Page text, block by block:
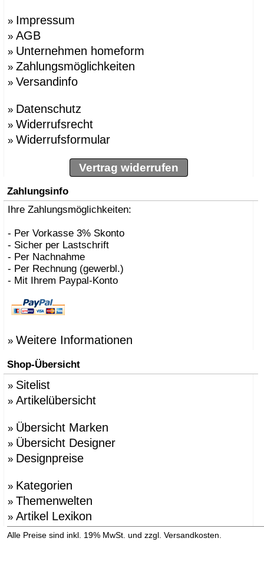
» Impressum
» AGB
» Unternehmen homeform
» Zahlungsmöglichkeiten
» Versandinfo
» Datenschutz
» Widerrufsrecht
» Widerrufsformular
Vertrag widerrufen
Zahlungsinfo
Ihre Zahlungsmöglichkeiten:
- Per Vorkasse 3% Skonto
- Sicher per Lastschrift
- Per Nachnahme
- Per Rechnung (gewerbl.)
- Mit Ihrem Paypal-Konto
» Weitere Informationen
Shop-Übersicht
» Sitelist
» Artikelübersicht
» Übersicht Marken
» Übersicht Designer
» Designpreise
» Kategorien
» Themenwelten
» Artikel Lexikon
Alle Preise sind inkl. 19% MwSt. und zzgl. Versandkosten.